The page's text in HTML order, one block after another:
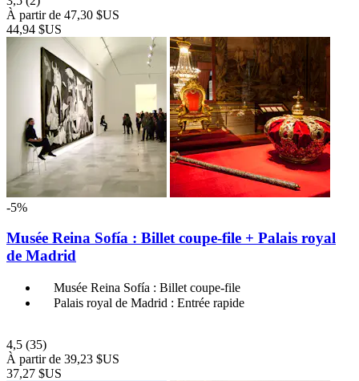
À partir de 47,30 $US
44,94 $US
-5%
Musée Reina Sofía : Billet coupe-file + Palais royal
de Madrid
Musée Reina Sofía : Billet coupe-file
Palais royal de Madrid : Entrée rapide
4,5 (35)
À partir de 39,23 $US
37,27 $US